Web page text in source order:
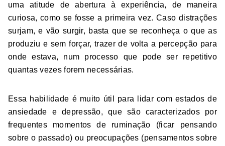
uma atitude de abertura à experiência, de maneira
curiosa, como se fosse a primeira vez. Caso distrações
surjam, e vão surgir, basta que se reconheça o que as
produziu e sem forçar, trazer de volta a percepção para
onde estava, num processo que pode ser repetitivo
quantas vezes forem necessárias.
Essa habilidade é muito útil para lidar com estados de
ansiedade e depressão, que são caracterizados por
frequentes momentos de ruminação (ficar pensando
sobre o passado) ou preocupações (pensamentos sobre